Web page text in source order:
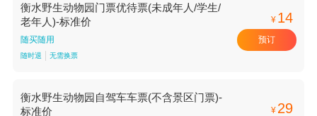
衡水野生动物园门票优待票(未成年人/学生/
老年人)-标准价
随买随用
随时退 无需换票
¥ 14
预订
衡水野生动物园自驾车车票(不含景区门票)-
标准价
¥ 29